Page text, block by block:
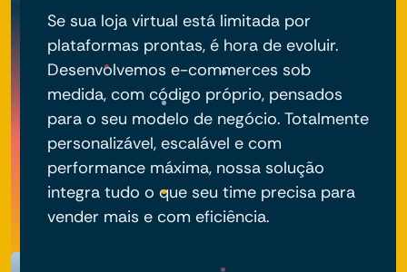
Se sua loja virtual está limitada por
plataformas prontas, é hora de evoluir.
Desenvolvemos e-commerces sob
medida, com código próprio, pensados
para o seu modelo de negócio. Totalmente
personalizável, escalável e com
performance máxima, nossa solução
integra tudo o que seu time precisa para
vender mais e com eficiência.